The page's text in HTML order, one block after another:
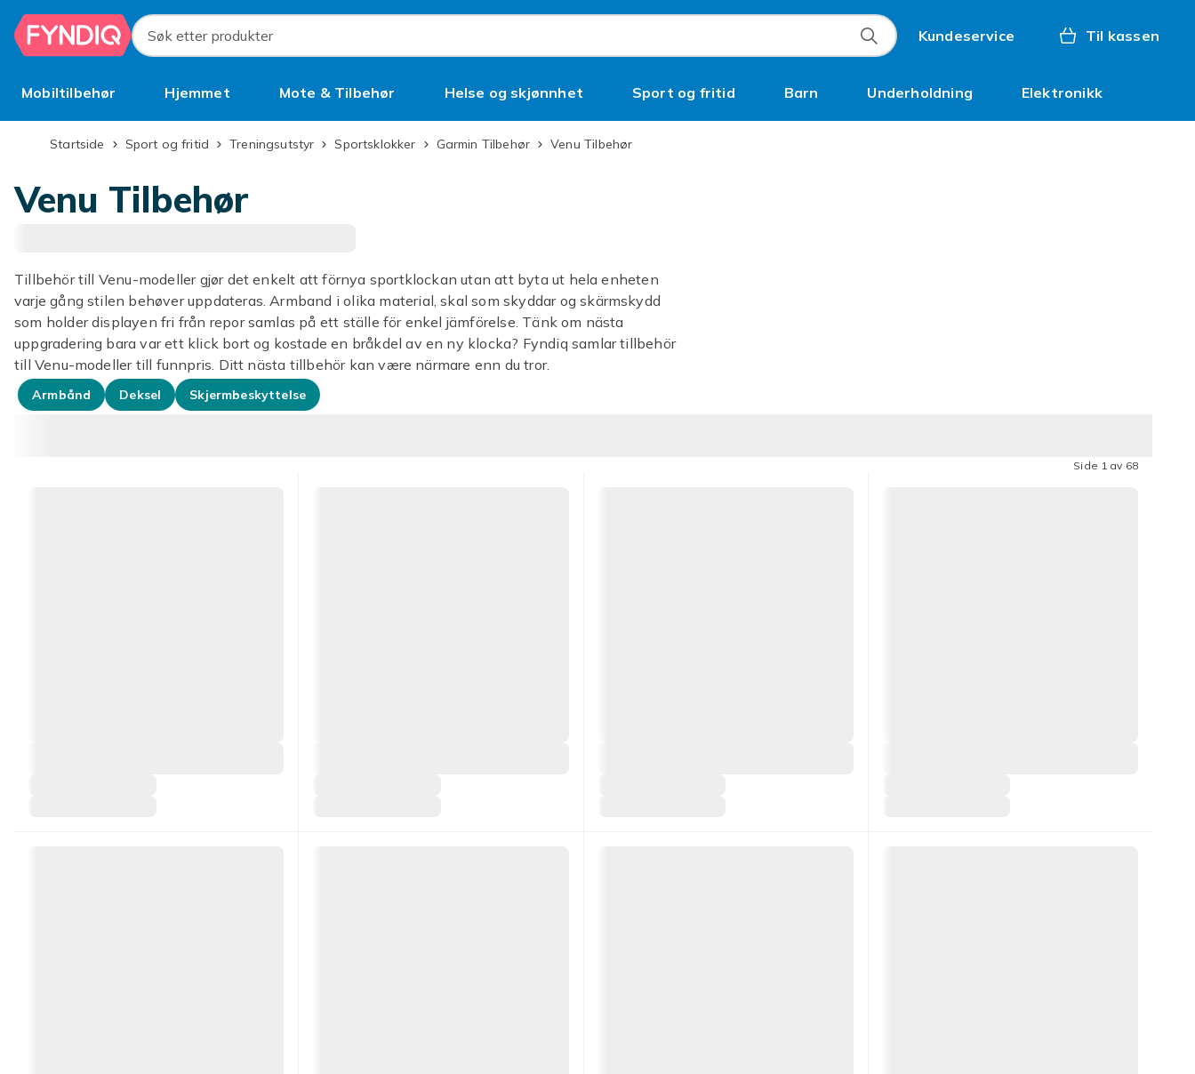
Hopp til hovedinnhold
Søk etter produkter
Kundeservice Til kassen
Mobiltilbehør Hjemmet Mote & Tilbehør Helse og skjønnhet Sport og fritid Barn Underholdning Elektronikk
BruktStartside Sport og fritid Treningsutstyr Sportsklokker Garmin Tilbehør Venu Tilbehør
Venu Tilbehør
Tillbehör till Venu-modeller gjør det enkelt att förnya sportklockan utan att byta ut hela enheten
varje gång stilen behøver uppdateras. Armband i olika material, skal som skyddar og skärmskydd
som holder displayen fri från repor samlas på ett ställe för enkel jämförelse. Tänk om nästa
uppgradering bara var ett klick bort og kostade en bråkdel av en ny klocka? Fyndiq samlar tillbehör
till Venu-modeller till funnpris. Ditt nästa tillbehör kan være närmare enn du tror.
Armbånd Deksel Skjermbeskyttelse
Side 1 av 68